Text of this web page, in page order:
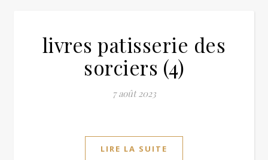
livres patisserie des
sorciers (4)
7 août 2023
LIRE LA SUITE